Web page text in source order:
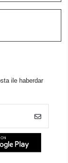
ile haberdar